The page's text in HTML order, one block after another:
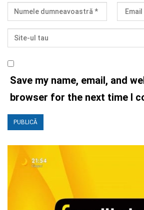
Save my name, email, and
browser for the next time I